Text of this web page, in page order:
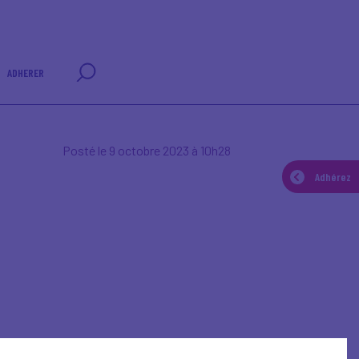
ADHERER
Adhérez
Posté le 9 octobre 2023 à 10h28